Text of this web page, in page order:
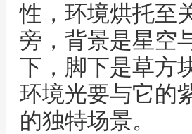
性，环境烘托至
旁，背景是星空
下，脚下是草方
环境光要与它的
的独特场景。